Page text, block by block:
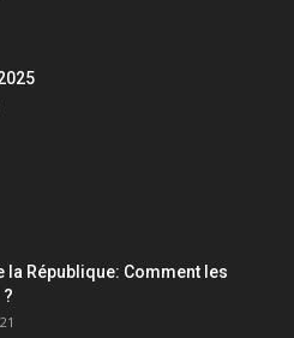
la République: Comment les